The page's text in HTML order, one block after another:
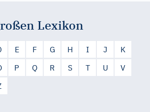
Lexikon
E F G H I J
K
P Q R S T U
V